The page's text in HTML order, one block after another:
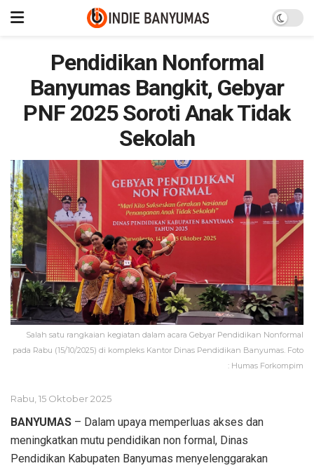
Pendidikan Nonformal
Banyumas Bangkit, Gebyar
PNF 2025 Soroti Anak Tidak
Sekolah
Salah satu rangkaian kegiatan dalam acara Gebyar Pendidikan Nonformal
pada Rabu (15/10/2025) di kompleks Kantor Dinas Pendidikan Banyumas. Foto
: Humas Forkompim
Rabu, 15 Oktober 2025
BANYUMAS – Dalam upaya memperluas akses dan
meningkatkan mutu pendidikan non formal, Dinas
Pendidikan Kabupaten Banyumas menyelenggarakan